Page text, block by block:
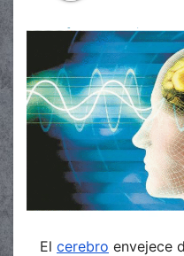
El cerebro envejece